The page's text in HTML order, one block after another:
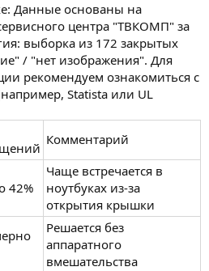
Данные основаны на
центра "ТВКОМП" за
выборка из 172 закрытых
/ "нет изображения". Для
рекомендуем ознакомиться с
Statista или UL
Комментарий
42%
Чаще встречается в
ноутбуках из-за
открытия крышки
Решается без
аппаратного
вмешательства